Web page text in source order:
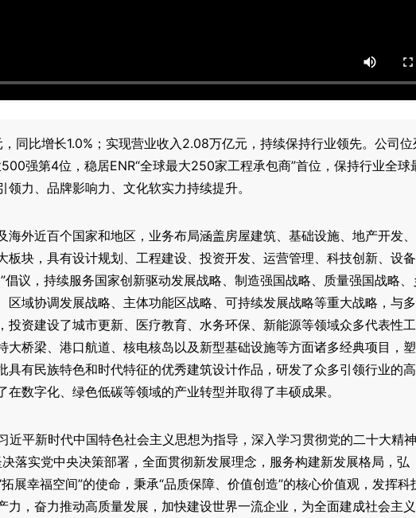
同比增长1.0%；实现营业收入2.08万亿元，持续保持行业领先。公司位
强第4位，稳居ENR“全球最大250家工程承包商”首位，保持行业全球
力、品牌影响力、文化软实力持续提升。
海外近百个国家和地区，业务布局涵盖房屋建筑、基础设施、地产开发
块，具有设计规划、工程建设、投资开发、运营管理、科技创新、设
议，持续服务国家创新驱动发展战略、制造强国战略、质量强国战略、
域协调发展战略、主体功能区战略、可持续发展战略等重大战略，与
资建设了城市更新、医疗教育、水务环保、新能源等领域众多代表性工
桥梁、港口航道、核电核岛以及新型基础设施等方面诸多经典项目，
具有民族特色和时代特征的优秀建筑设计作品，研发了众多引领行业的
数字化、绿色低碳等领域的产业转型并取得了丰硕成果。
平新时代中国特色社会主义思想为指导，深入学习贯彻党的二十大精神
落实党中央决策部署，全面贯彻新发展理念，服务构建新发展格局，弘
展幸福空间”的使命，秉承“品质保障、价值创造”的核心价值观，发挥科
，奋力推动高质量发展，加快建设世界一流企业，为全面建成社会主